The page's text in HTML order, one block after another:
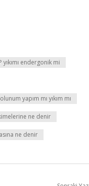
yıkımı endergonik mi
yapım mı yıkım mı
ne denir
ne denir